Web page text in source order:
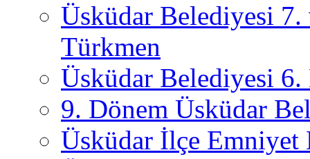
Üsküdar Belediyesi
Türkmen
Üsküdar Belediyesi 6.
9. Dönem Üsküdar
Üsküdar İlçe